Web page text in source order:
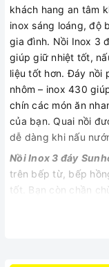
khách hang an tâm
inox sáng loáng, độ
gia đình. Nồi Inox 3
giúp giữ nhiệt tốt,
liệu tốt hơn. Đáy nồi
nhôm – inox 430
chín các món ăn
của bạn. Quai nồi
dễ dàng khi nấu
Nồi Inox 3 đáy
trên bếp từ, bếp
tốt. Bạn còn chần
gia đình có một